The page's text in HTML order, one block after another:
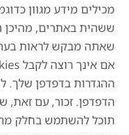
מכילים מידע מגוון
ששהית באתרים, מהיכן
שאתה מבקש לראות
ההגדרות בדפדפן שלך.
הדפדפן. זכור, עם זאת,
תוכל להשתמש בחלק